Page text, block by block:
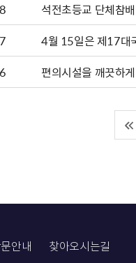
석전초등교 단체참
4월 15일은 제17대
편의시설을 깨끗하
안내 찾아오시는길